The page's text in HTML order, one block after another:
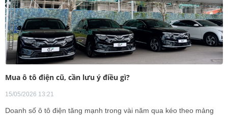
Mua ô tô điện cũ, cần lưu ý điều gì?
15/05/2026 13:21
Doanh số ô tô điện tăng mạnh trong vài năm qua kéo theo mảng